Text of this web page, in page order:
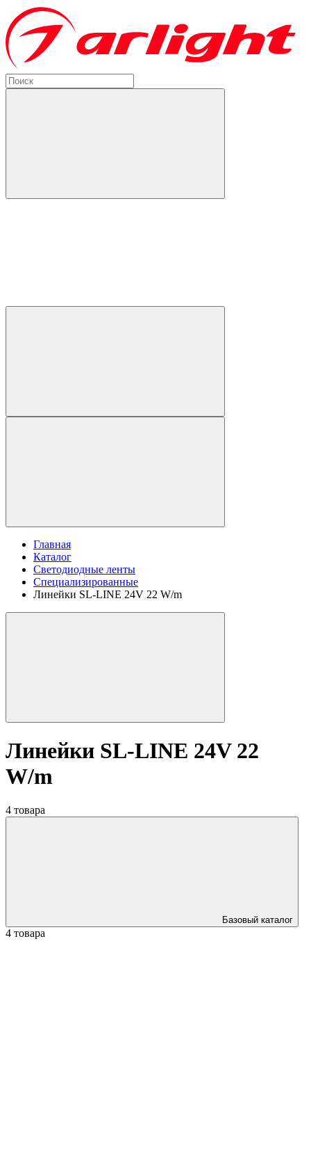
Главная
Каталог
Светодиодные ленты
Специализированные
Линейки SL-LINE 24V 22 W/m
Линейки SL-LINE 24V 22
W/m
4 товара
Базовый каталог
4 товара